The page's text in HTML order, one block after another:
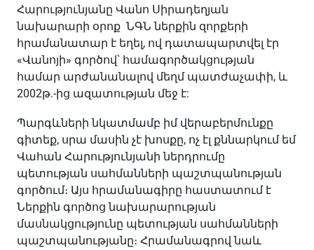
Հարությունյանը Վանո Սիրադեղյան
նախարարի օրոք ՆԳՆ ներքին զորքերի
հրամանատար է եղել, ով դատապարտվել էր
«Վանոյի» գործով՝ համագործակցության
համար արժանանալով մեղմ պատժաչափի, և
2002թ.-ից ազատության մեջ է:
Պարգևների նկատմամբ իմ վերաբերմունքը
գիտեք, սրա մասին չէ խոսքը, ոչ էլ քննարկում եմ
Վահան Հարությունյանի ներդրումը
պետության սահմանների պաշտպանության
գործում։ Այս հրամանագիրը հաստատում է
Ներքին գործոց նախարարության
մասնակցությունը պետության սահմանների
պաշտպանությանը։ Հրամանագրով նաև